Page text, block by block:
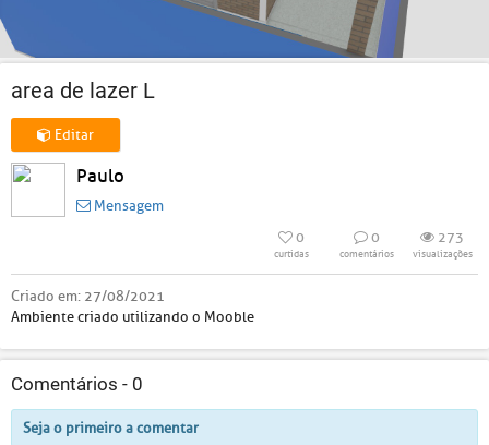
area de lazer L
Editar
Paulo
Mensagem
0
curtidas
0
comentários
273
visualizações
Criado em: 27/08/2021
Ambiente criado utilizando o Mooble
Comentários - 0
Seja o primeiro a comentar